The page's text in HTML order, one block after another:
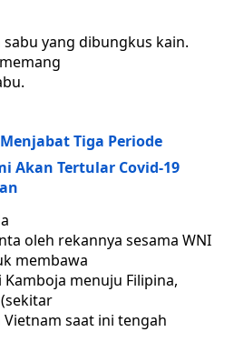
yang dibungkus kain.
Tiga Periode
Akan Tertular Covid-19
oleh rekannya sesama WNI
membawa
menuju Filipina,
Vietnam saat ini tengah